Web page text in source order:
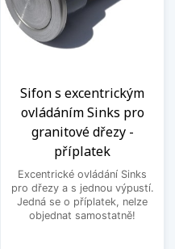
Sifon s excentrickým
ovládáním Sinks pro
granitové dřezy -
příplatek
Excentrické ovládání Sinks
pro dřezy a s jednou výpustí.
Jedná se o příplatek, nelze
objednat samostatně!